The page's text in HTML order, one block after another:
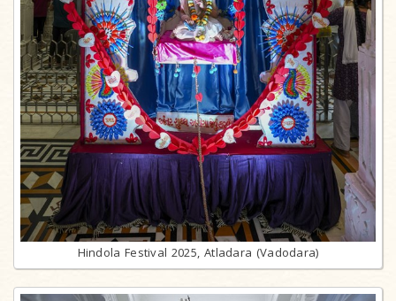
Hindola Festival 2025, Atladara (Vadodara)